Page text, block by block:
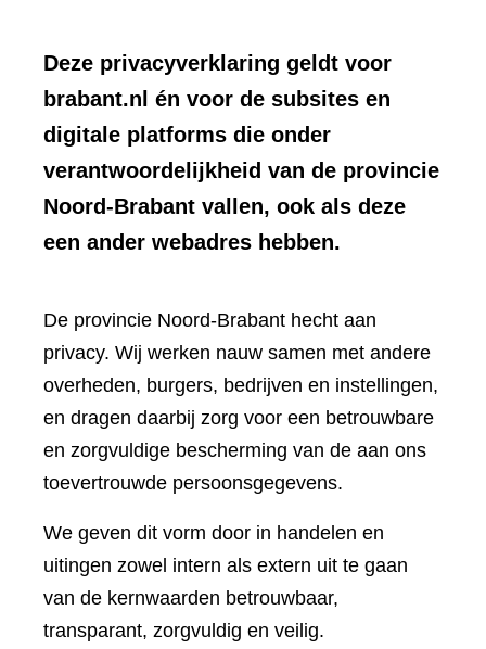
Deze privacyverklaring geldt voor
brabant.nl én voor de subsites en
digitale platforms die onder
verantwoordelijkheid van de provincie
Noord-Brabant vallen, ook als deze
een ander webadres hebben.
De provincie Noord-Brabant hecht aan
privacy. Wij werken nauw samen met andere
overheden, burgers, bedrijven en instellingen,
en dragen daarbij zorg voor een betrouwbare
en zorgvuldige bescherming van de aan ons
toevertrouwde persoonsgegevens.
We geven dit vorm door in handelen en
uitingen zowel intern als extern uit te gaan
van de kernwaarden betrouwbaar,
transparant, zorgvuldig en veilig.